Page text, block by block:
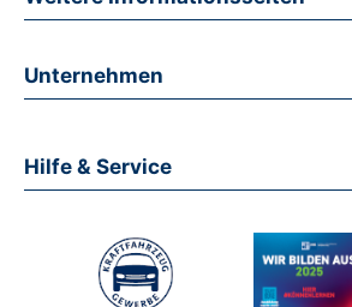
Unternehmen
Hilfe & Service